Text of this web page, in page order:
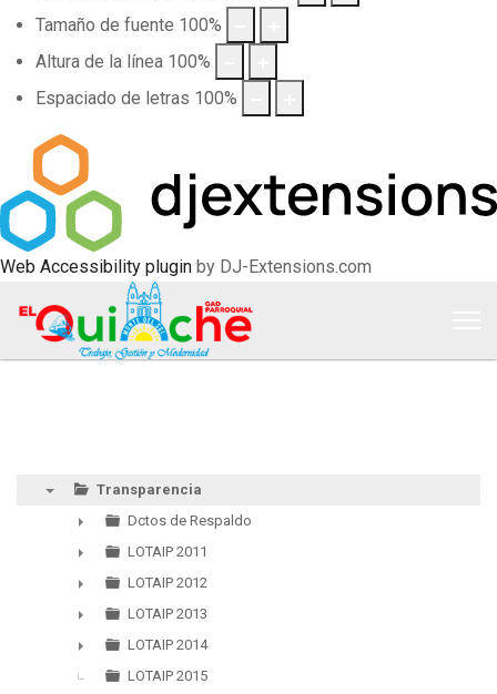
Tamaño de fuente 100%
Altura de la línea 100%
Espaciado de letras 100%
Web Accessibility plugin by DJ-Extensions.com
Transparencia
►
Dctos de Respaldo
►
LOTAIP 2011
►
LOTAIP 2012
►
LOTAIP 2013
►
LOTAIP 2014
LOTAIP 2015